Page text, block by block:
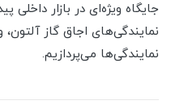
جایگاه ویژه‌ای در بازار داخلی
نمایندگی‌های اجاق گاز
نمایندگی‌ها می‌پردازیم.